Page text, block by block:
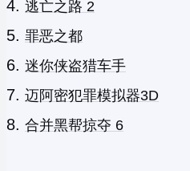
逃亡之路 2
罪恶之都
迷你侠盗猎车手
迈阿密犯罪模拟器3D
合并黑帮掠夺 6